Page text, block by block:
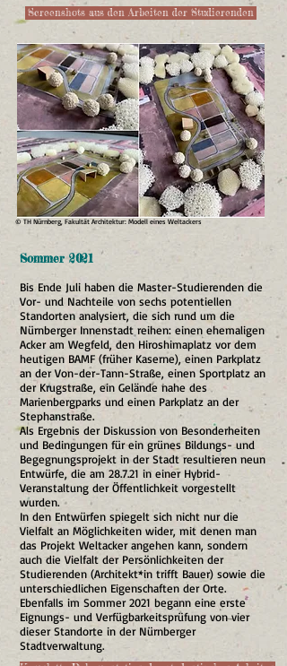
Screenshots aus den Arbeiten der Studierenden
© TH Nürnberg, Fakultät Architektur: Modell eines Weltackers
Sommer 2021
Bis Ende Juli haben die Master-Studierenden die
Vor- und Nachteile von sechs potentiellen
Standorten analysiert, die sich rund um die
Nürnberger Innenstadt reihen: einen ehemaligen
Acker am Wegfeld, den Hiroshimaplatz vor dem
heutigen BAMF (früher Kaserne), einen Parkplatz
an der Von-der-Tann-Straße, einen Sportplatz an
der Krugstraße, ein Gelände nahe des
Marienbergparks und einen Parkplatz an der
Stephanstraße.
Als Ergebnis der Diskussion von Besonderheiten
und Bedingungen für ein grünes Bildungs- und
Begegnungsprojekt in der Stadt resultieren neun
Entwürfe, die am 28.7.21 in einer Hybrid-
Veranstaltung der Öffentlichkeit vorgestellt
wurden.
In den Entwürfen spiegelt sich nicht nur die
Vielfalt an Möglichkeiten wider, mit denen man
das Projekt Weltacker angehen kann, sondern
auch die Vielfalt der Persönlichkeiten der
Studierenden (Architekt*in trifft Bauer) sowie die
unterschiedlichen Eigenschaften der Orte.
Ebenfalls im Sommer 2021 begann eine erste
Eignungs- und Verfügbarkeitsprüfung von vier
dieser Standorte in der Nürnberger
Stadtverwaltung.